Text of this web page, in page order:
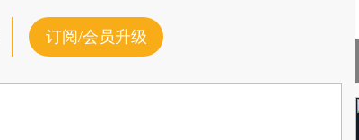
订阅/会员升级